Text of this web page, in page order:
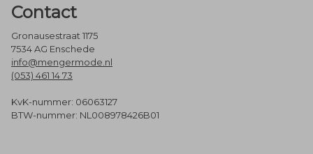
Contact
Gronausestraat 1175
7534 AG Enschede
info@mengermode.nl
(053) 461 14 73
KvK-nummer: 06063127
BTW-nummer: NL008978426B01